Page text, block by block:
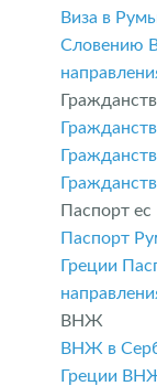
Виза в
Словению
Паспорт ес
Паспорт
Греции
ВНЖ
ВНЖ в
Греции